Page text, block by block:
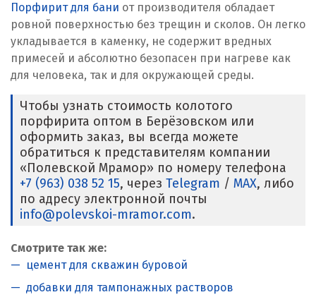
Порфирит для бани от производителя обладает
ровной поверхностью без трещин и сколов. Он легко
укладывается в каменку, не содержит вредных
примесей и абсолютно безопасен при нагреве как
для человека, так и для окружающей среды.
Чтобы узнать стоимость колотого
порфирита оптом в Берёзовском или
оформить заказ, вы всегда можете
обратиться к представителям компании
«Полевской Мрамор» по номеру телефона
+7 (963) 038 52 15, через Telegram / MAX, либо
по адресу электронной почты
info@polevskoi-mramor.com.
Смотрите так же:
цемент для скважин буровой
добавки для тампонажных растворов